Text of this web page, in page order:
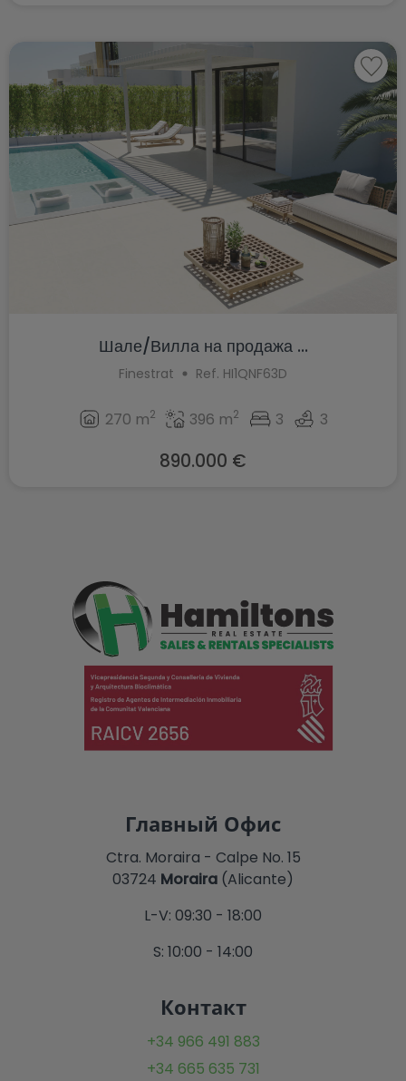
Шале/Вилла на продажа ...
Finestrat Ref. HI1QNF63D
270 m2 396 m2 3 3
890.000 €
Главный Офис
Ctra. Moraira - Calpe No. 15
03724 Moraira (Alicante)
L-V: 09:30 - 18:00
S: 10:00 - 14:00
Контакт
+34 966 491 883
+34 665 635 731